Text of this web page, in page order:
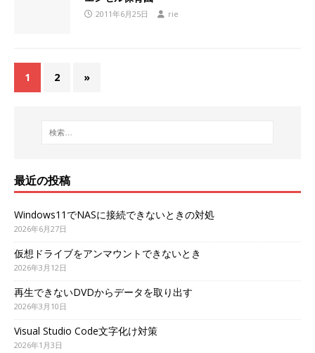
2011年6月25日 rie
1 2 »
最近の投稿
Windows11でNASに接続できないときの対処
2026年6月27日
仮想ドライブをアンマウントできないとき
2026年3月12日
再生できないDVDからデータを取り出す
2026年3月10日
Visual Studio Code文字化け対策
2026年1月3日